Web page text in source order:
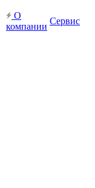
О
компании
Сервис